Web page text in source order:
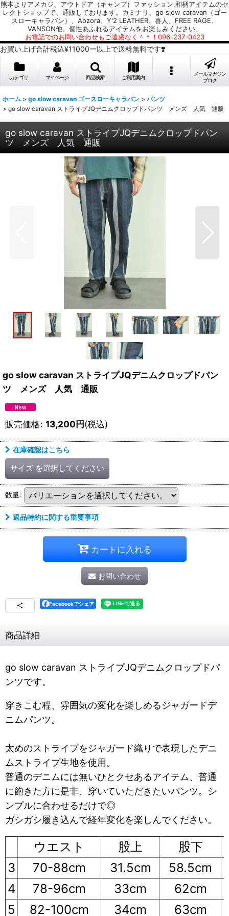
熊本よりアメカジ、アウトドア（キャンプ）ファッション,和柄アイテムのセ
レクトショップで、通販しております。カミナリ、go slow caravan（ゴー
スローキャラバン）、Aozora、Y'2 LEATHER、喜人、FREE RAGE、
VANSON他、個性あふれるアイテムをお楽しみください。
お電話でのお問い合わせもご遠慮なく＾＾！096-237-0423
お買い上げ合計税込¥11000ー以上で送料無料です❣️
カテゴリ マイページ 商品検索 ご利用案内
メールマガジン
ブログ
ホーム > go slow caravan ゴースローキャラバン > パンツ
> go slow caravan ストライプJQデニムクロップドパンツ メンズ 人気 通販
go slow caravan ストライプJQデニムクロップドパン
ツ メンズ 人気 通販
go slow caravan ストライプJQデニムクロップドパン
ツ メンズ 人気 通販
販売価格: 13,200円(税込)
在庫確認はこちら
サイズ を選択してください
数量:
返品特約に関する重要事項
カートに入れる
お問い合わせ
Facebookでシェア
商品詳細
go slow caravan ストライプJQデニムクロップドパ
ンツです。
穿きこむ程、雰囲気の変化を楽しめるジャガードデ
ニムパンツ。
太めのストライプをジャガード織りで表現したデニ
ムストライプ生地を使用。
普通のデニムには無いひとクセあるアイテム、普通
に飽きた方に是非、穿いていただきたいパンツ。シ
ンプルに合わせるだけで◎
ガシガシ履き込んで経年変化を楽しんでください。
ウエスト 股上
股下
3
70-88cm 31.5cm
58.5cm
4
78-96cm 33cm
62cm
5
82-100cm 34cm 63cm